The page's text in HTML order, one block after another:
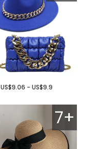
US$9.06 - US$9.9
7+